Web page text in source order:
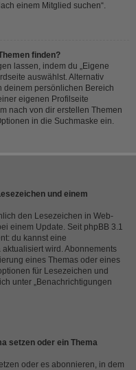
einem Mitglied suchen“.
finden?
lassen, indem du „Eigene
auswählst. Alternativ
deinem persönlichen Bereich
eigenen Profilseite
nach von dir erstellen Themen
in die Suchmaske ein.
und einem
den Lesezeichen in Web-
einem Update. Seit phpBB 3.1
du kannst eine
wird. Abonnements
eines Themas oder eines
für Lesezeichen und
unter „Benachrichtigungen
setzen oder ein Thema
oder es abonnieren, in dem